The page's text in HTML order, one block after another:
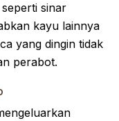
sinar
kayu lainnya
yang dingin tidak
perabot.